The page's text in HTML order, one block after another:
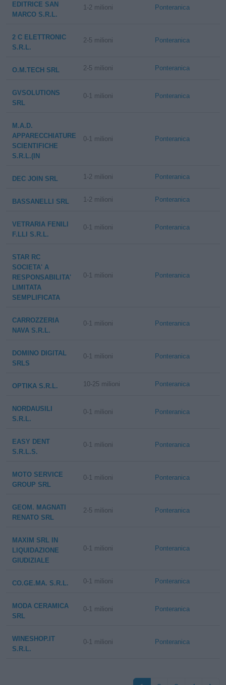
EDITRICE SAN
MARCO S.R.L.
1-2 milioni Ponteranica
2 C ELETTRONIC
S.R.L.
2-5 milioni Ponteranica
O.M.TECH SRL 2-5 milioni Ponteranica
GVSOLUTIONS
SRL
0-1 milioni Ponteranica
M.A.D.
APPARECCHIATURE
SCIENTIFICHE
S.R.L.(IN
0-1 milioni Ponteranica
DEC JOIN SRL 1-2 milioni Ponteranica
BASSANELLI SRL 1-2 milioni Ponteranica
VETRARIA FENILI
F.LLI S.R.L.
0-1 milioni Ponteranica
STAR RC
SOCIETA' A
RESPONSABILITA'
LIMITATA
SEMPLIFICATA
0-1 milioni Ponteranica
CARROZZERIA
NAVA S.R.L.
0-1 milioni Ponteranica
DOMINO DIGITAL
SRLS
0-1 milioni Ponteranica
OPTIKA S.R.L. 10-25 milioni Ponteranica
NORDAUSILI
S.R.L.
0-1 milioni Ponteranica
EASY DENT
S.R.L.S.
0-1 milioni Ponteranica
MOTO SERVICE
GROUP SRL
0-1 milioni Ponteranica
GEOM. MAGNATI
RENATO SRL
2-5 milioni Ponteranica
MAXIM SRL IN
LIQUIDAZIONE
GIUDIZIALE
0-1 milioni Ponteranica
CO.GE.MA. S.R.L. 0-1 milioni Ponteranica
MODA CERAMICA
SRL
0-1 milioni Ponteranica
WINESHOP.IT
S.R.L.
0-1 milioni Ponteranica